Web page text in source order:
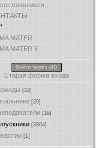
MATER
MATER 3
Войти через uID
Старая форма входа
[32]
[20]
[16]
[3804]
[1]